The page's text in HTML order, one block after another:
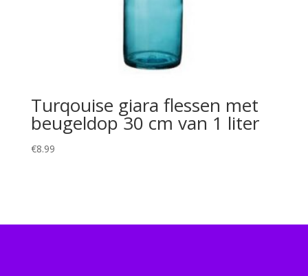
Turqouise giara flessen met
beugeldop 30 cm van 1 liter
€8.99